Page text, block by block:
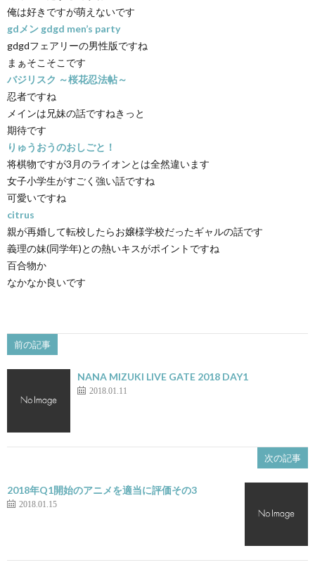
俺は好きですが萌えないです
gdメン gdgd men’s party
gdgdフェアリーの男性版ですね
まぁそこそこです
バジリスク ～桜花忍法帖～
忍者ですね
メインは兄妹の話ですねきっと
期待です
りゅうおうのおしごと！
将棋物ですが3月のライオンとは全然違います
女子小学生がすごく強い話ですね
可愛いですね
citrus
親が再婚して転校したらお嬢様学校だったギャルの話です
義理の妹(同学年)との熱いキスがポイントですね
百合物か
なかなか良いです
前の記事
NANA MIZUKI LIVE GATE 2018 DAY1
2018.01.11
次の記事
2018年Q1開始のアニメを適当に評価その3
2018.01.15